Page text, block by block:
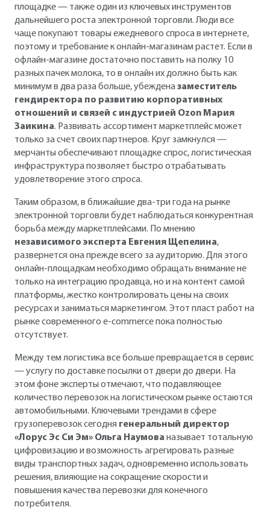
площадке — также один из ключевых инструментов
дальнейшего роста электронной торговли. Люди все
чаще покупают товары ежедневого спроса в интернете,
поэтому и требование к онлайн-магазинам растет. Если в
офлайн-магазине достаточно поставить на полку 10
разных пачек молока, то в онлайн их должно быть как
минимум в два раза больше, убежденазаместитель
гендиректора по развитию корпоративных
отношений и связей с индустрией Ozon Мария
Заикина. Развивать ассортимент маркетплейс может
только за счет своих партнеров. Круг замкнулся —
мерчанты обеспечивают площадке спрос, логистическая
инфраструктура позволяет быстро отрабатывать
удовлетворение этого спроса.
Таким образом, в ближайшие два-три года на рынке
электронной торговли будет наблюдаться конкурентная
борьба между маркетплейсами. По мнению
независимого эксперта Евгения Щепелина,
развернется она прежде всего за аудиторию. Для этого
онлайн-площадкам необходимо обращать внимание не
только на интеграцию продавца, но и на контент самой
платформы, жестко контролировать цены на своих
ресурсах и заниматься маркетингом. Этот пласт работ на
рынке современного e-commerce пока полностью
отсутствует.
Между тем логистика все больше превращается в сервис
— услугу по доставке посылки от двери до двери. На
этом фоне эксперты отмечают, что подавляющее
количество перевозок на логистическом рынке остаются
автомобильными. Ключевыми трендами в сфере
грузоперевозок сегодня генеральный директор
«Лорус Эс Си Эм» Ольга Наумова называет тотальную
цифровизацию и возможность агрегировать разные
виды транспортных задач, одновременно использовать
решения, влияющие на сокращение скорости и
повышения качества перевозки для конечного
потребителя.